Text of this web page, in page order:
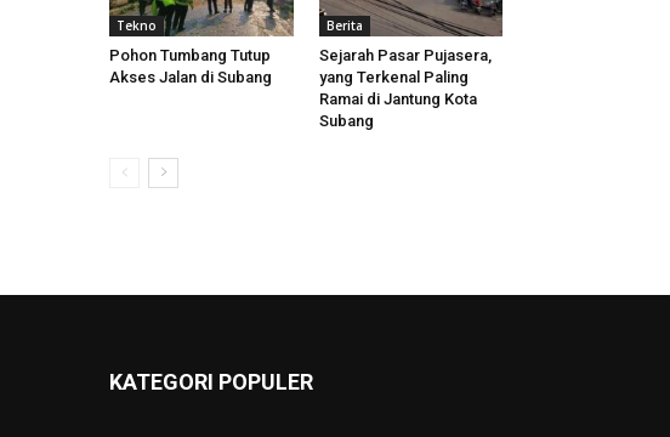
Tekno
Pohon Tumbang Tutup
Akses Jalan di Subang
Berita
Sejarah Pasar Pujasera,
yang Terkenal Paling
Ramai di Jantung Kota
Subang
KATEGORI POPULER